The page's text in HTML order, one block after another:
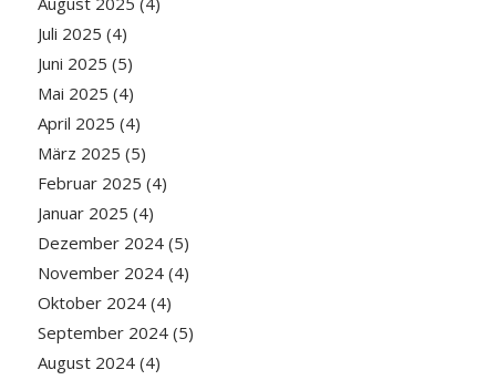
Juli 2025 (4)
Juni 2025 (5)
Mai 2025 (4)
April 2025 (4)
März 2025 (5)
Februar 2025 (4)
Januar 2025 (4)
Dezember 2024(5)
November 2024(4)
Oktober 2024(4)
September 2024(5)
August 2024(4)